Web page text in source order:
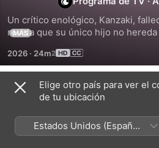
of
God
Un crítico enológico, Kanzaki,
revela que su único hijo no hereda
vinos excepcionales descritos en
MÁS
2026 · 24m
Temporada 1
Elige otro país para ver el
de tu ubicación
Estados Unidos (Español
México)